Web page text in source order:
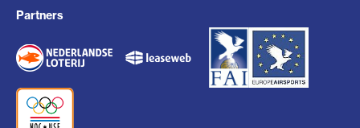
Partners